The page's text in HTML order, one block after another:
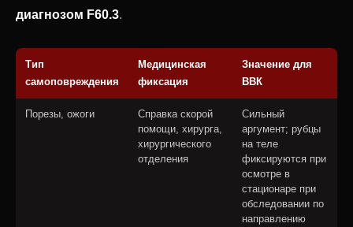
диагнозом F60.3.
Тип
самоповреждения
Медицинская
фиксация
Значение для
ВВК
Порезы, ожоги
Справка скорой
помощи, хирурга,
хирургического
отделения
Сильный
аргумент; рубцы
на теле
фиксируются при
осмотре в
стационаре при
обследовании по
направлению